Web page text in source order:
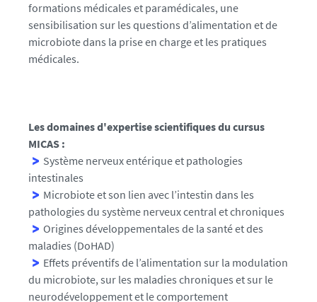
formations médicales et paramédicales, une
sensibilisation sur les questions d’alimentation et de
microbiote dans la prise en charge et les pratiques
médicales.
Les domaines d'expertise scientifiques du cursus
MICAS :
Système nerveux entérique et pathologies
intestinales
Microbiote et son lien avec l’intestin dans les
pathologies du système nerveux central et chroniques
Origines développementales de la santé et des
maladies (DoHAD)
Effets préventifs de l’alimentation sur la modulation
du microbiote, sur les maladies chroniques et sur le
neurodéveloppement et le comportement